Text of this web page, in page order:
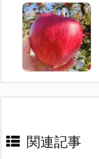
関連記事